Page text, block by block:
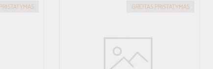
GREITAS PRISTATYMAS